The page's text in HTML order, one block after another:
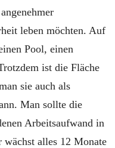
leben möchten. Auf
Pool, einen
ist die Fläche
sie auch als
Man sollte die
Arbeitsaufwand in
wächst alles 12 Monate